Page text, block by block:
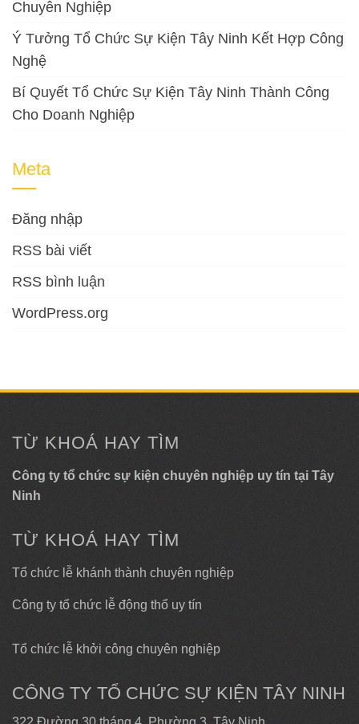
Chuyên Nghiệp
Ý Tưởng Tổ Chức Sự Kiện Tây Ninh Kết Hợp Công
Nghệ
Bí Quyết Tổ Chức Sự Kiện Tây Ninh Thành Công
Cho Doanh Nghiệp
Meta
Đăng nhập
RSS bài viết
RSS bình luận
WordPress.org
TỪ KHOÁ HAY TÌM
Công ty tổ chức sự kiện chuyên nghiệp uy tín tại Tây
Ninh
TỪ KHOÁ HAY TÌM
Tổ chức lễ khánh thành chuyên nghiệp
Công ty tổ chức lễ động thổ uy tín
Tổ chức lễ khởi công chuyên nghiệp
CÔNG TY TỔ CHỨC SỰ KIỆN TÂY NINH